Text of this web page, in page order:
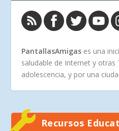
PantallasAmigas es una
saludable de Internet y otras
adolescencia, y por una
Recursos